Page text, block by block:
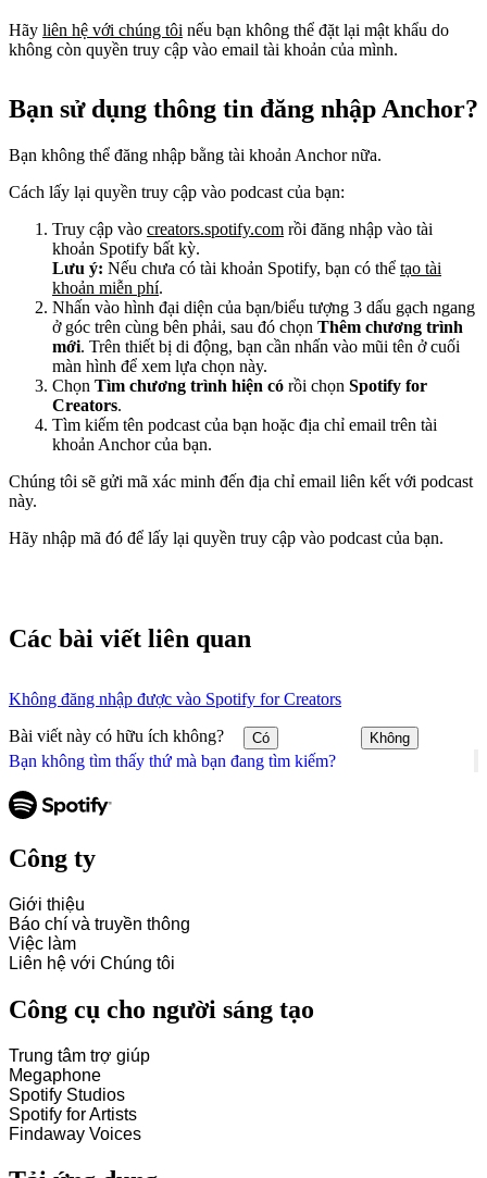
Bạn không tìm thấy thứ mà bạn đang tìm kiếm?
Hãy liên hệ với chúng tôi nếu bạn không thể đặt lại mật khẩu do
không còn quyền truy cập vào email tài khoản của mình.
Bạn sử dụng thông tin đăng nhập Anchor?
Bạn không thể đăng nhập bằng tài khoản Anchor nữa.
Cách lấy lại quyền truy cập vào podcast của bạn:
Truy cập vào creators.spotify.com rồi đăng nhập vào tài
khoản Spotify bất kỳ.
Lưu ý: Nếu chưa có tài khoản Spotify, bạn có thể tạo tài
khoản miễn phí.
Nhấn vào hình đại diện của bạn/biểu tượng 3 dấu gạch ngang
ở góc trên cùng bên phải, sau đó chọn Thêm chương trình
mới. Trên thiết bị di động, bạn cần nhấn vào mũi tên ở cuối
màn hình để xem lựa chọn này.
Chọn Tìm chương trình hiện có rồi chọn Spotify for
Creators.
Tìm kiếm tên podcast của bạn hoặc địa chỉ email trên tài
khoản Anchor của bạn.
Chúng tôi sẽ gửi mã xác minh đến địa chỉ email liên kết với podcast
này.
Hãy nhập mã đó để lấy lại quyền truy cập vào podcast của bạn.
Các bài viết liên quan
Không đăng nhập được vào Spotify for Creators
Bài viết này có hữu ích không? Có Không
Công ty
Giới thiệu
Báo chí và truyền thông
Việc làm
Liên hệ với Chúng tôi
Công cụ cho người sáng tạo
Trung tâm trợ giúp
Megaphone
Spotify Studios
Spotify for Artists
Findaway Voices